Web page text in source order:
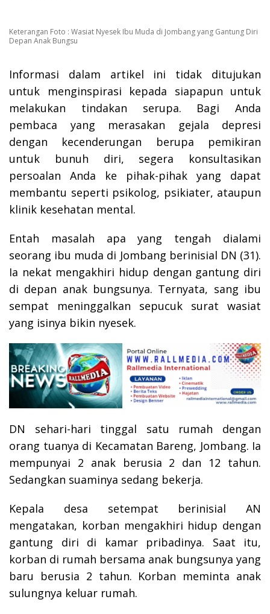
Keterangan Foto : Wasiat Nyesek Ibu Muda di Jombang yang Gantung Diri
Depan Anak Bungsu
Informasi dalam artikel ini tidak ditujukan
untuk menginspirasi kepada siapapun untuk
melakukan tindakan serupa. Bagi Anda
pembaca yang merasakan gejala depresi
dengan kecenderungan berupa pemikiran
untuk bunuh diri, segera konsultasikan
persoalan Anda ke pihak-pihak yang dapat
membantu seperti psikolog, psikiater, ataupun
klinik kesehatan mental.
Entah masalah apa yang tengah dialami
seorang ibu muda di Jombang berinisial DN (31).
Ia nekat mengakhiri hidup dengan gantung diri
di depan anak bungsunya. Ternyata, sang ibu
sempat meninggalkan sepucuk surat wasiat
yang isinya bikin nyesek.
DN sehari-hari tinggal satu rumah dengan
orang tuanya di Kecamatan Bareng, Jombang. Ia
mempunyai 2 anak berusia 2 dan 12 tahun.
Sedangkan suaminya sedang bekerja.
Kepala desa setempat berinisial AN
mengatakan, korban mengakhiri hidup dengan
gantung diri di kamar pribadinya. Saat itu,
korban di rumah bersama anak bungsunya yang
baru berusia 2 tahun. Korban meminta anak
sulungnya keluar rumah.